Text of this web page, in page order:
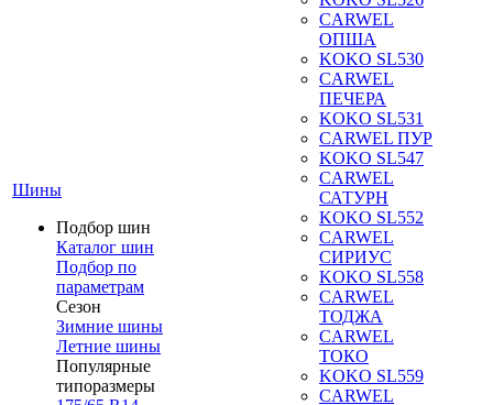
Шины
Подбор шин
Каталог шин
Подбор по
параметрам
Сезон
Зимние шины
Летние шины
Популярные
типоразмеры
CARWEL
ОПША
KOKO SL530
CARWEL
ПЕЧЕРА
KOKO SL531
CARWEL ПУР
KOKO SL547
CARWEL
САТУРН
KOKO SL552
CARWEL
СИРИУС
KOKO SL558
CARWEL
ТОДЖА
CARWEL
ТОКО
KOKO SL559
CARWEL